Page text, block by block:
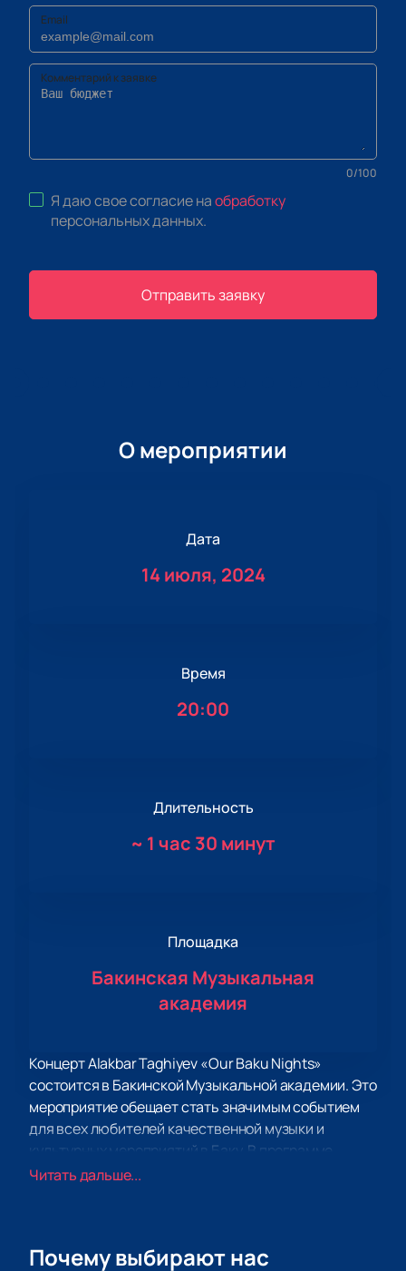
Email
Комментарий к заявке
0/100
Я даю свое согласие наобработку
персональных данных.
Отправить заявку
О мероприятии
Дата
14 июля, 2024
Время
20:00
Длительность
~ 1 час 30 минут
Площадка
Бакинская Музыкальная
академия
Концерт Alakbar Taghiyev «Our Baku Nights»
состоится в Бакинской Музыкальной академии. Это
мероприятие обещает стать значимым событием
для всех любителей качественной музыки и
культурных мероприятий в Баку. В программе
концерта представлены лучшие произведения,
Бакинская Музыкальная академия, где пройдет
Читать дальше...
Почему выбирают нас